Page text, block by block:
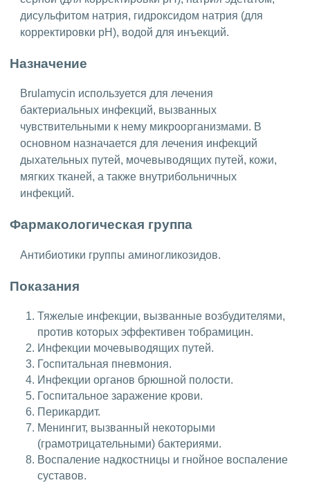
дисульфитом натрия, гидроксидом натрия (для
корректировки pH), водой для инъекций.
Назначение
Brulamycin используется для лечения
бактериальных инфекций, вызванных
чувствительными к нему микроорганизмами. В
основном назначается для лечения инфекций
дыхательных путей, мочевыводящих путей, кожи,
мягких тканей, а также внутрибольничных
инфекций.
Фармакологическая группа
Антибиотики группы аминогликозидов.
Показания
Тяжелые инфекции, вызванные возбудителями,
против которых эффективен тобрамицин.
Инфекции мочевыводящих путей.
Госпитальная пневмония.
Инфекции органов брюшной полости.
Госпитальное заражение крови.
Перикардит.
Менингит, вызванный некоторыми
(грамотрицательными) бактериями.
Воспаление надкостницы и гнойное воспаление
суставов.